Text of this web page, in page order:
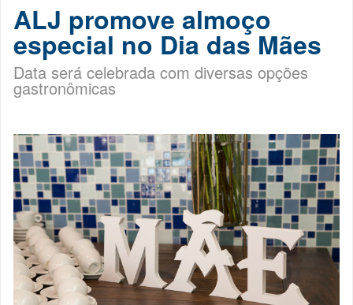
ALJ promove almoço
especial no Dia das Mães
Data será celebrada com diversas opções
gastronômicas